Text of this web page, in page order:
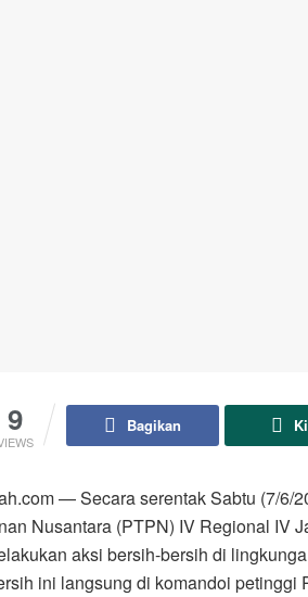
9 Bagikan
— Secara serentak Sabtu (7/6/
Nusantara (PTPN) IV Regional IV
aksi bersih-bersih di
ini langsung di komandoi petinggi